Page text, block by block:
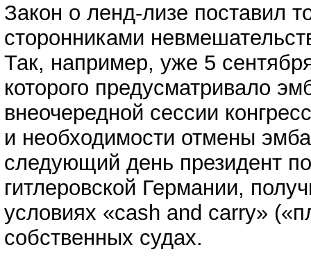
Закон о ленд-лизе поставил
сторонниками
Так, например, уже 5
которого предусматривало
внеочередной сессии
и необходимости отмены
следующий день президент
гитлеровской Германии,
условиях «cash and carry»
собственных судах.